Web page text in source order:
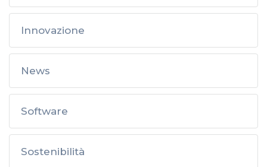
Innovazione
News
Software
Sostenibilità